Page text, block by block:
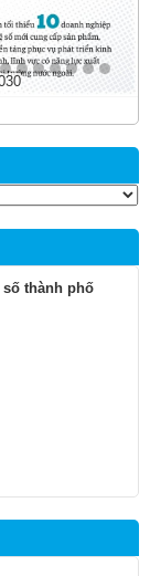
thành phố